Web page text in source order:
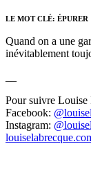
LE MOT CLÉ: ÉPURER
Quand on a une
inévitablement
Pour suivre Louise
Facebook:
Instagram: